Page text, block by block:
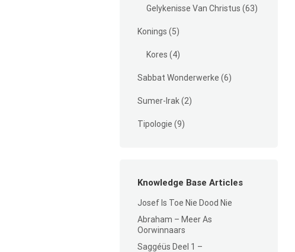
Gelykenisse Van Christus (63)
Konings (5)
Kores (4)
Sabbat Wonderwerke (6)
Sumer-Irak(2)
Tipologie (9)
Knowledge Base Articles
Josef Is Toe Nie Dood Nie
Abraham – Meer As
Oorwinnaars
Saggéüs Deel 1 –